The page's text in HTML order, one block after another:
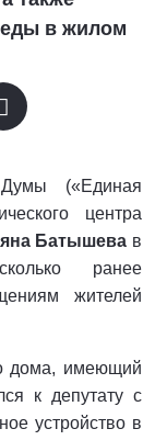
в жилом
Думы («Единая
центра
Батышева в
ранее
жителей
дома, имеющий
к депутату с
е устройство в